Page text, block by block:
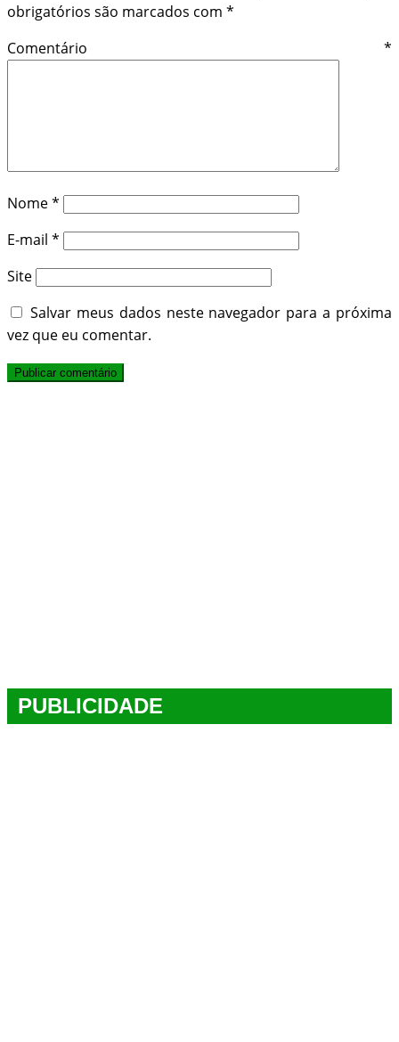
obrigatórios são marcados com *
Comentário *
Nome*
E-mail *
Site
Salvar meus dados neste navegador para a próxima
vez que eu comentar.
PUBLICIDADE